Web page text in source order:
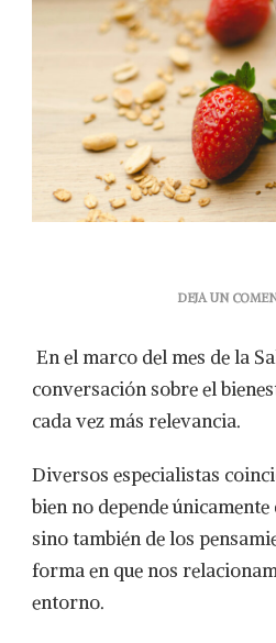
DEJA UN
En el marco del mes de la
conversación sobre el
cada vez más relevancia.
Diversos especialistas
bien no depende
sino también de los
forma en que nos
entorno.